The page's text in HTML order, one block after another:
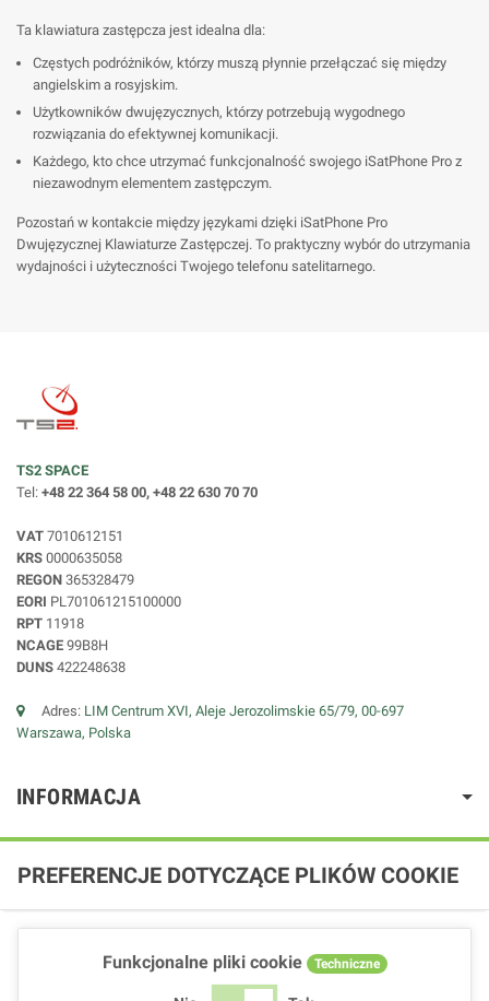
Ta klawiatura zastępcza jest idealna dla:
Częstych podróżników, którzy muszą płynnie przełączać się między
angielskim a rosyjskim.
Użytkowników dwujęzycznych, którzy potrzebują wygodnego
rozwiązania do efektywnej komunikacji.
Każdego, kto chce utrzymać funkcjonalność swojego iSatPhone Pro z
niezawodnym elementem zastępczym.
Pozostań w kontakcie między językami dzięki iSatPhone Pro
Dwujęzycznej Klawiaturze Zastępczej. To praktyczny wybór do utrzymania
wydajności i użyteczności Twojego telefonu satelitarnego.
TS2 SPACE
Tel: +48 22 364 58 00, +48 22 630 70 70
VAT 7010612151
KRS 0000635058
REGON 365328479
EORI PL701061215100000
RPT 11918
NCAGE 99B8H
DUNS 422248638
Adres: LIM Centrum XVI, Aleje Jerozolimskie 65/79, 00-697
Warszawa, Polska
INFORMACJA
PREFERENCJE DOTYCZĄCE PLIKÓW COOKIE
Funkcjonalne pliki cookie Techniczne